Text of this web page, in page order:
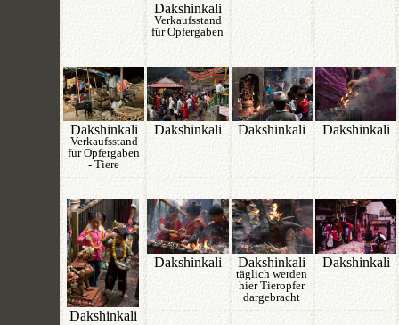
Dakshinkali
Verkaufsstand
für Opfergaben
Dakshinkali
Verkaufsstand
für Opfergaben
- Tiere
Dakshinkali Dakshinkali Dakshinkali
Dakshinkali
Dakshinkali Dakshinkali
täglich werden
hier Tieropfer
dargebracht
Dakshinkali